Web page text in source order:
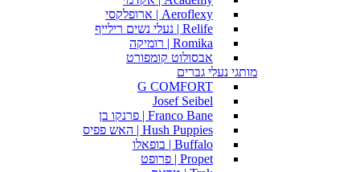
Aeroflexy | ארופלקסי
Relife | נעלי נשים רילייף
Romika | רומיקה
אבסולוט קומפורט
מותגי נעלי גברים
G COMFORT
Josef Seibel
Franco Bane | פרנקו בן
Hush Puppies | האש פפיס
Buffalo | בופאלו
Propet | פרופט